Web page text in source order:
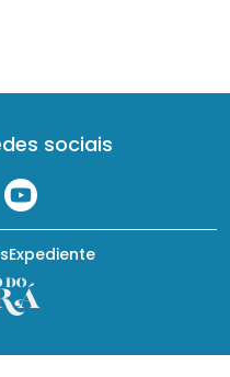
sociais
Expediente